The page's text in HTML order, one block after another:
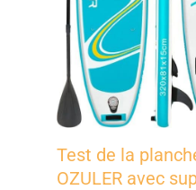
Test de la
OZULER avec